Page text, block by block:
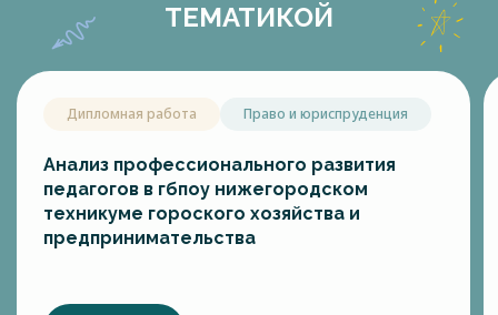
ТЕМАТИКОЙ
Дипломная работа Право и юриспруденция
Анализ профессионального развития
педагогов в гбпоу нижегородском
техникуме гороского хозяйства и
предпринимательства